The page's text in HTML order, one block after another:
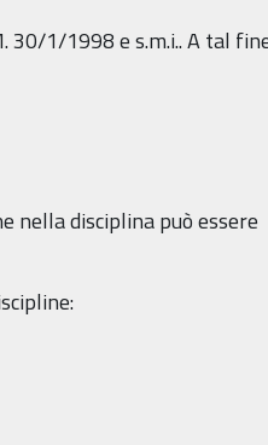
30/1/1998 e s.m.i.. A tal
nella disciplina può essere